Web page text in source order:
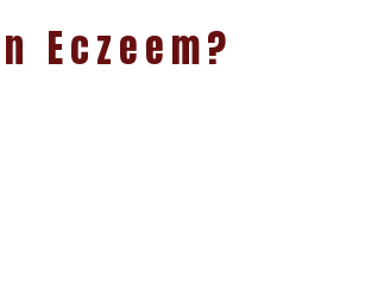
Eczeem?